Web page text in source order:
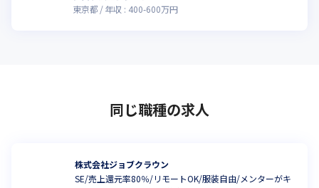
東京都
年収 : 400-600万円
同じ職種の求人
株式会社ジョブクラウン
SE/売上還元率80％/リモートOK/服装自由/メンターがキ